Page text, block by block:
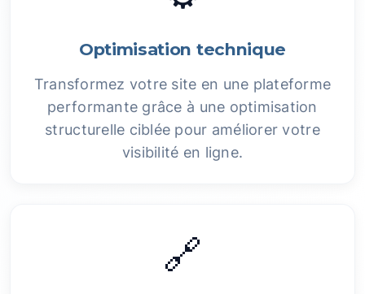
Optimisation technique
Transformez votre site en une plateforme
performante grâce à une optimisation
structurelle ciblée pour améliorer votre
visibilité en ligne.
🔗